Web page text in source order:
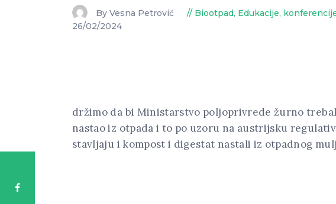
By Vesna Petrović Biootpad, Edukacije,
26/02/2024
držimo da bi Ministarstvo poljoprivrede žurno
nastao iz otpada i to po uzoru na austrijsku
stavljaju i kompost i digestat nastali iz otpadnog